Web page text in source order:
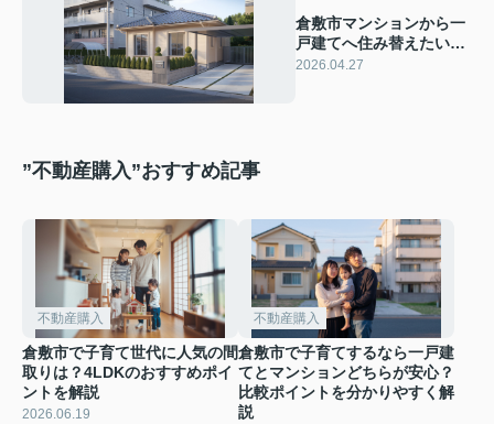
倉敷市マンションから一
戸建てへ住み替えたい方
へ？ 資金計画と流れを押
2026.04.27
”不動産購入”おすすめ記事
不動産購入
倉敷市で子育て世代に人気の間
取りは？4LDKのおすすめポイ
ントを解説
2026.06.19
不動産購入
倉敷市で子育てするなら一戸建
てとマンションどちらが安心？
比較ポイントを分かりやすく解
説